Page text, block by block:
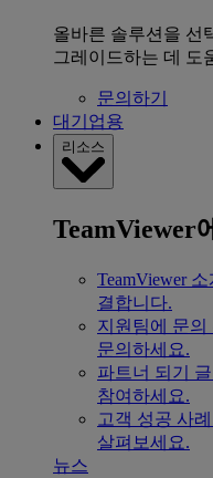
올바른 솔루션을 선
그레이드하는 데 도
문의하기
대기업용
리소스
TeamViewer
TeamViewer 소
결합니다.
지원팀에 문의
문의하세요.
파트너 되기
참여하세요.
고객 성공 사례
살펴보세요.
뉴스